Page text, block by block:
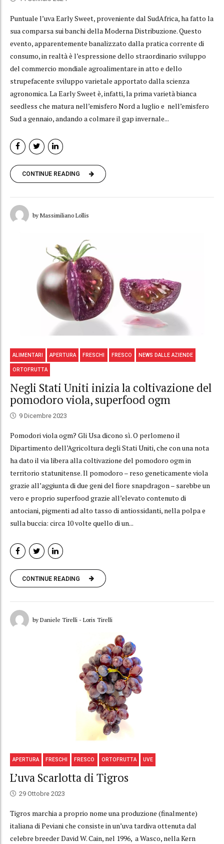
Puntuale l’uva Early Sweet, proveniente dal SudAfrica, ha fatto la
sua comparsa sui banchi della Moderna Distribuzione. Questo
evento, apparentemente banalizzato dalla pratica corrente di
consumo, in realtà è l’espressione dello straordinario sviluppo
del commercio mondiale agroalimentare in atto e dello
strupefacente sviluppo varietale apportato dalla scienza
agronomica. La Early Sweet è, infatti, la prima varietà bianca
seedless che matura nell’emisfero Nord a luglio e nell’emisfero
Sud a gennaio, andando a colmare il gap invernale...
CONTINUE READING
by Massimiliano Lollis
ALIMENTARI APERTURA FRESCHI FRESCO NEWS DALLE AZIENDE
ORTOFRUTTA
Negli Stati Uniti inizia la coltivazione del
pomodoro viola, superfood ogm
9 Dicembre 2023
Pomodori viola ogm? Gli Usa dicono sì. O perlomeno il
Dipartimento dell’Agricoltura degli Stati Uniti, che con una nota
ha dato il via libera alla coltivazione del pomodoro ogm in
territorio statunitense. Il pomodoro – reso geneticamente viola
grazie all’aggiunta di due geni del fiore snapdragon – sarebbe un
vero e proprio superfood grazie all’elevato contenuto di
antociani, pigmenti ad alto tasso di antiossidanti, nella polpa e
sulla buccia: circa 10 volte quello di un...
CONTINUE READING
by Daniele Tirelli - Loris Tirelli
APERTURA FRESCHI FRESCO ORTOFRUTTA UVE
L’uva Scarlotta di Tigros
29 Ottobre 2023
Tigros marchia a proprio nome una produzione (finalmente)
italiana di Peviani che consiste in un’uva tardiva ottenuta dal
celebre breeder David W. Cain, nel 1996, a Wasco, nella Kern